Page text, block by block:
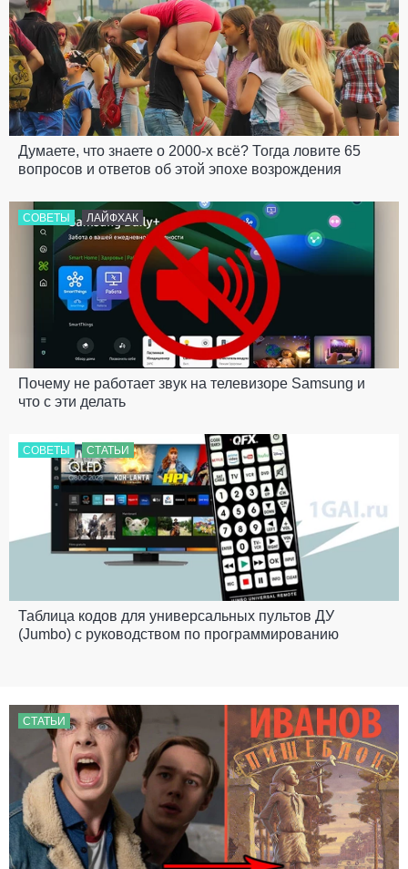
Думаете, что знаете о 2000-х всё? Тогда ловите 65
вопросов и ответов об этой эпохе возрождения
СОВЕТЫ ЛАЙФХАК
Почему не работает звук на телевизоре Samsung и
что с эти делать
СОВЕТЫ СТАТЬИ
Таблица кодов для универсальных пультов ДУ
(Jumbo) с руководством по программированию
СТАТЬИ